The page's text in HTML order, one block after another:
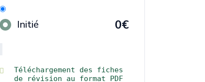
Initié 0€
Téléchargement des fiches
de révision au format PDF